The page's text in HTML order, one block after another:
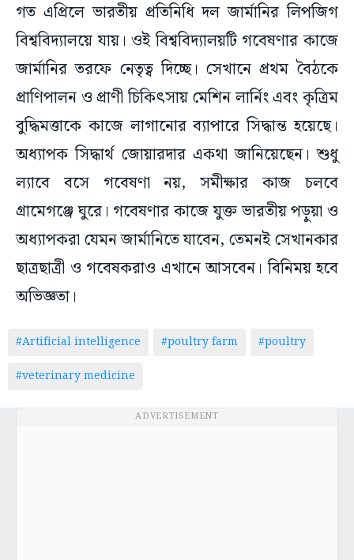
গত এপ্রিলে ভারতীয় প্রতিনিধি দল জার্মানির লিপজিগ
বিশ্ববিদ্যালয়ে যায়। ওই বিশ্ববিদ্যালয়টি গবেষণার কাজে
জার্মানির তরফে নেতৃত্ব দিচ্ছে। সেখানে প্রথম বৈঠকে
প্রাণিপালন ও প্রাণী চিকিৎসায় মেশিন লার্নিং এবং কৃত্রিম
বুদ্ধিমত্তাকে কাজে লাগানোর ব্যাপারে সিদ্ধান্ত হয়েছে।
অধ্যাপক সিদ্ধার্থ জোয়ারদার একথা জানিয়েছেন। শুধু
ল্যাবে বসে গবেষণা নয়, সমীক্ষার কাজ চলবে
গ্রামেগঞ্জে ঘুরে। গবেষণার কাজে যুক্ত ভারতীয় পড়ুয়া ও
অধ্যাপকরা যেমন জার্মানিতে যাবেন, তেমনই সেখানকার
ছাত্রছাত্রী ও গবেষকরাও এখানে আসবেন। বিনিময় হবে
অভিজ্ঞতা।
#Artificial intelligence #poultry farm
#poultry
#veterinary medicine
ADVERTISEMENT